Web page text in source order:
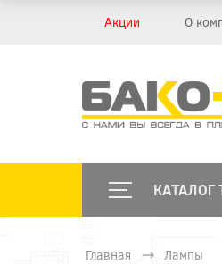
Акции О
КАТАЛОГ
Главная Лампы